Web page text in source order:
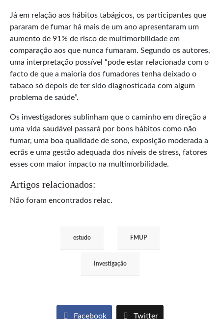
Já em relação aos hábitos tabágicos, os participantes que
pararam de fumar há mais de um ano apresentaram um
aumento de 91% de risco de multimorbilidade em
comparação aos que nunca fumaram. Segundo os autores,
uma interpretação possível “pode estar relacionada com o
facto de que a maioria dos fumadores tenha deixado o
tabaco só depois de ter sido diagnosticada com algum
problema de saúde”.
Os investigadores sublinham que o caminho em direção a
uma vida saudável passará por bons hábitos como não
fumar, uma boa qualidade de sono, exposição moderada a
ecrãs e uma gestão adequada dos níveis de stress, fatores
esses com maior impacto na multimorbilidade.
Artigos relacionados:
Não foram encontrados relac.
estudo FMUP
Investigação
Facebook Twitter